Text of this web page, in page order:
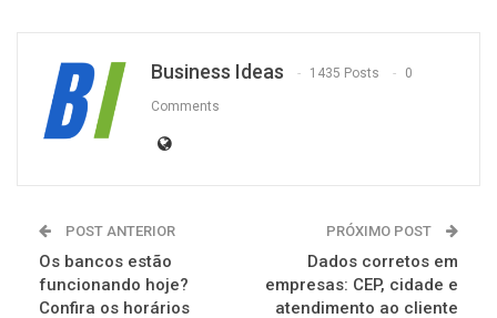
Business Ideas 1435 Posts 0
Comments
POST ANTERIOR
Os bancos estão
funcionando hoje?
Confira os horários
PRÓXIMO POST
Dados corretos em
empresas: CEP, cidade e
atendimento ao cliente